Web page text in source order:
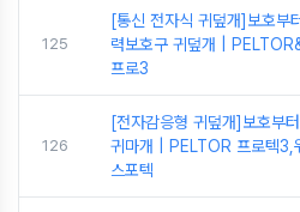
125
[통신 전자식 귀덮개]보호부
력보호구 귀덮개 |
프로3
126
[전자감응형 귀덮개]보호부
귀마개 | PELTOR 프로텍3,
스포텍